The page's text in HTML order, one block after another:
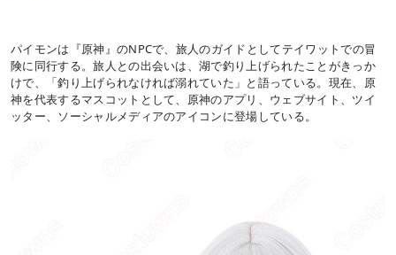
パイモンは『原神』のNPCで、旅人のガイドとしてテイワットでの冒
険に同行する。旅人との出会いは、湖で釣り上げられたことがきっか
けで、「釣り上げられなければ溺れていた」と語っている。現在、原
神を代表するマスコットとして、原神のアプリ、ウェブサイト、ツイ
ッター、ソーシャルメディアのアイコンに登場している。